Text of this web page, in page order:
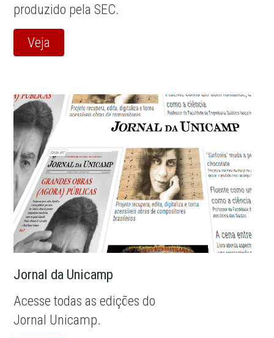
produzido pela SEC.
Veja
Jornal da Unicamp
Acesse todas as edições do
Jornal Unicamp.